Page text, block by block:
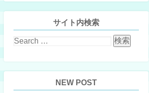
サイト内検索
NEW POST